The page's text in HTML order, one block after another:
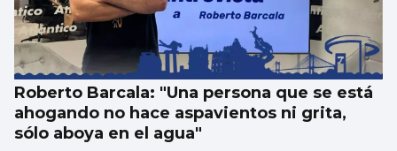
Roberto Barcala: "Una persona que se está
ahogando no hace aspavientos ni grita,
sólo aboya en el agua"